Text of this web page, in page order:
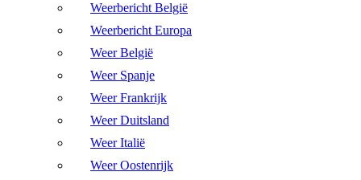
Weerbericht België
Weerbericht Europa
Weer België
Weer Spanje
Weer Frankrijk
Weer Duitsland
Weer Italië
Weer Oostenrijk